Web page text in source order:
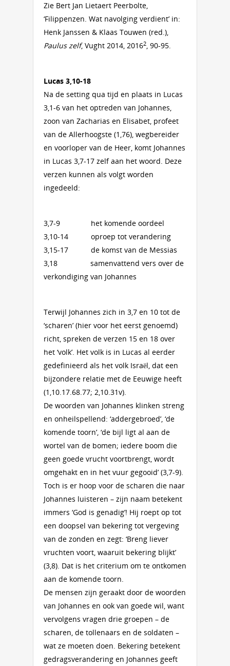
Zie Bert Jan Lietaert Peerbolte,
‘Filippenzen. Wat navolging verdient’ in:
Henk Janssen & Klaas Touwen (red.),
Paulus zelf, Vught 2014, 20162, 90-95.
Lucas 3,10-18
Na de setting qua tijd en plaats in Lucas
3,1-6 van het optreden van Johannes,
zoon van Zacharias en Elisabet, profeet
van de Allerhoogste (1,76), wegbereider
en voorloper van de Heer, komt Johannes
in Lucas 3,7-17 zelf aan het woord. Deze
verzen kunnen als volgt worden
ingedeeld:
3,7-9 het komende oordeel
3,10-14 oproep tot verandering
3,15-17 de komst van de Messias
3,18 samenvattend vers over de
verkondiging van Johannes
Terwijl Johannes zich in 3,7 en 10 tot de
‘scharen’ (hier voor het eerst genoemd)
richt, spreken de verzen 15 en 18 over
het ‘volk’. Het volk is in Lucas al eerder
gedefinieerd als het volk Israël, dat een
bijzondere relatie met de Eeuwige heeft
(1,10.17.68.77; 2,10.31v).
De woorden van Johannes klinken streng
en onheilspellend: ‘addergebroed’, ‘de
komende toorn’, ‘de bijl ligt al aan de
wortel van de bomen; iedere boom die
geen goede vrucht voortbrengt, wordt
omgehakt en in het vuur gegooid’ (3,7-9).
Toch is er hoop voor de scharen die naar
Johannes luisteren – zijn naam betekent
immers ‘God is genadig’! Hij roept op tot
een doopsel van bekering tot vergeving
van de zonden en zegt: ‘Breng liever
vruchten voort, waaruit bekering blijkt’
(3,8). Dat is het criterium om te ontkomen
aan de komende toorn.
De mensen zijn geraakt door de woorden
van Johannes en ook van goede wil, want
vervolgens vragen drie groepen – de
scharen, de tollenaars en de soldaten –
wat ze moeten doen. Bekering betekent
gedragsverandering en Johannes geeft